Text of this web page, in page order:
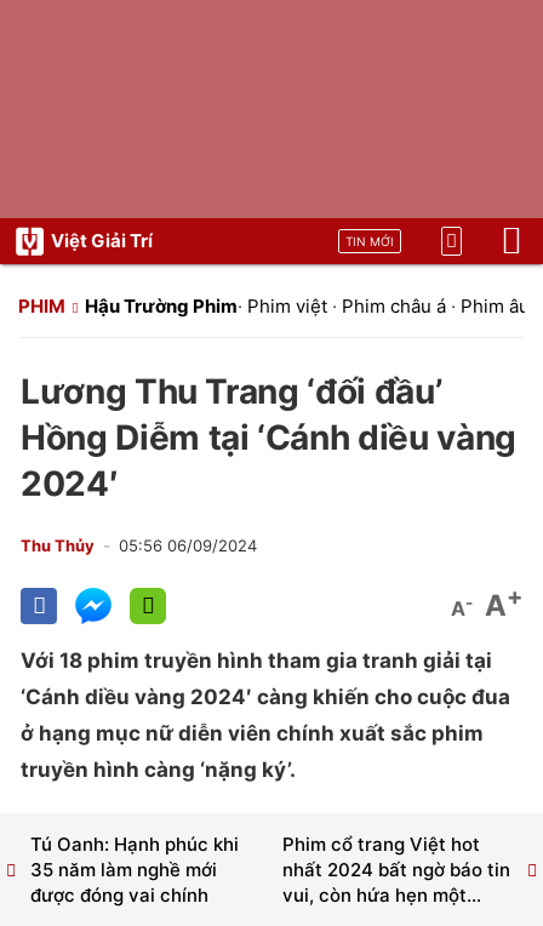
Việt Giải Trí TIN MỚI
PHIM Hậu Trường Phim· Phim việt · Phim châu á · Phim âu
Lương Thu Trang ‘đối đầu’
Hồng Diễm tại ‘Cánh diều vàng
2024′
Thu Thủy 05:56 06/09/2024
A- A+
Với 18 phim truyền hình tham gia tranh giải tại
‘Cánh diều vàng 2024′ càng khiến cho cuộc đua
ở hạng mục nữ diễn viên chính xuất sắc phim
truyền hình càng ‘nặng ký’.
Phim cổ trang Việt hot
nhất 2024 bất ngờ báo tin
vui, còn hứa hẹn một...
Tú Oanh: Hạnh phúc khi
35 năm làm nghề mới
được đóng vai chính